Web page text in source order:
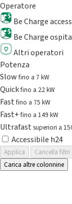
Operatore
Be Charge
Be Charge
Altri operatori
Potenza
Slowfino a 7 kW
Quickfino a 22 kW
Fastfino a 75 kW
Fast+fino a 149 kW
Ultrafast superiori a
Accessibile h24
Applica
Cancella filtri
Carica altre colonnine